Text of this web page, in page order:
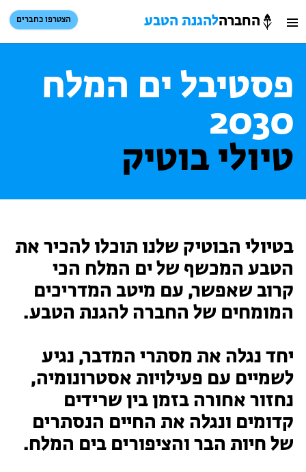
החברהלהגנת הטבע הצטרפו כחברים
כניסת חברים
סל קניות
הזמינו פעילויות וטיולים מודרכים
הזמינו פעילויות וטיולים מודרכים
בתי ספר שדה
מחנות קיץ
מחנות קיץ
חופשות בבתי ספר שדה
ארץ אהבתי – קבוצות טיולים למבוגרים
פסטיבל ים המלח
2030
טיולי בוטיק
בטיולי הבוטיק שלנו תוכלו להכיר את
הטבע המכשף של ים המלח הכי
קרוב שאפשר, עם מיטב המדריכים
המומחים של החברה להגנת הטבע.
יחד נגלה את מסתרי המדבר, נגיע
לשמיים עם פעילויות אסטרונומיה,
נחזור אחורה בזמן בין שרידים
קדומים ונגלה את החיים הנסתרים
של חיות הבר והציפורים בים המלח.